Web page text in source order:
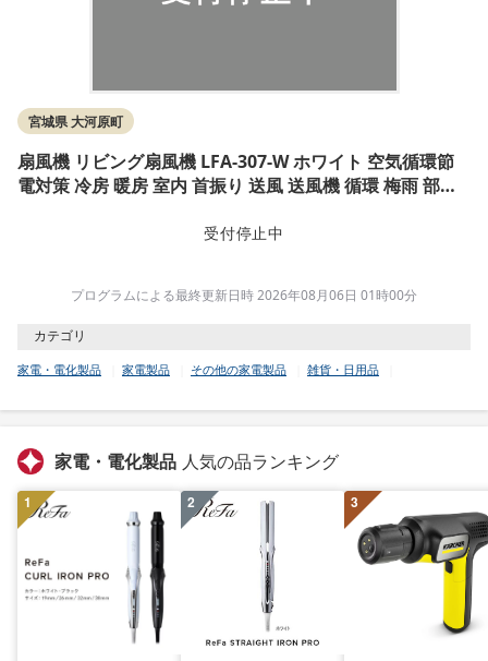
宮城県 大河原町
扇風機 リビング扇風機 LFA-307-W ホワイト 空気循環節
電対策 冷房 暖房 室内 首振り 送風 送風機 循環 梅雨 部屋
受付停止中
プログラムによる最終更新日時 2026年08月06日 01時00分
カテゴリ
家電・電化製品 家電製品 その他の家電製品 雑貨・日用品
家電・電化製品 人気の品ランキング
1 2 3